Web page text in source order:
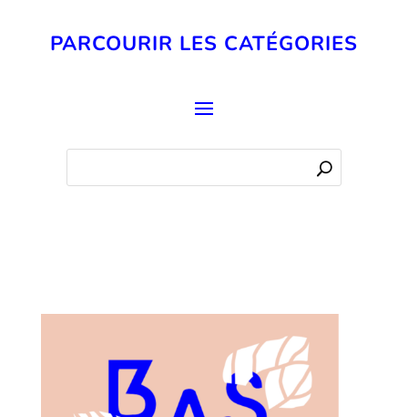
PARCOURIR LES CATÉGORIES